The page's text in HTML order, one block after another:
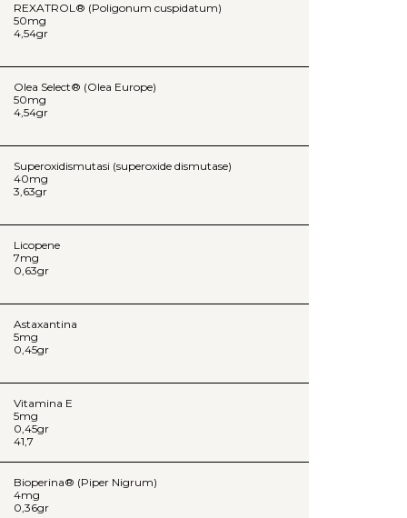
REXATROL® (Poligonum cuspidatum)
50mg
4,54gr
Olea Select® (Olea Europe)
50mg
4,54gr
Superoxidismutasi (superoxide dismutase)
40mg
3,63gr
Licopene
7mg
0,63gr
Astaxantina
5mg
0,45gr
Vitamina E
5mg
0,45gr
41,7
Bioperina® (Piper Nigrum)
4mg
0,36gr